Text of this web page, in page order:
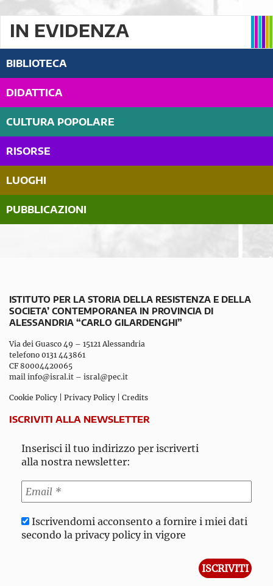
IN EVIDENZA
BIBLIOTECA
DIDATTICA
CULTURA POPOLARE
RISORSE
LUOGHI
PUBBLICAZIONI
ISTITUTO PER LA STORIA DELLA RESISTENZA E DELLA
SOCIETA’ CONTEMPORANEA IN PROVINCIA DI
ALESSANDRIA “CARLO GILARDENGHI”
Via dei Guasco 49 – 15121 Alessandria
telefono 0131 443861
CF 80004420065
mail info@isral.it – isral@pec.it
Cookie Policy Privacy Policy Credits
ISCRIVITI ALLA NEWSLETTER
Inserisci il tuo indirizzo per iscriverti
alla nostra newsletter:
Iscrivendomi acconsento a fornire i miei dati
secondo la privacy policy in vigore